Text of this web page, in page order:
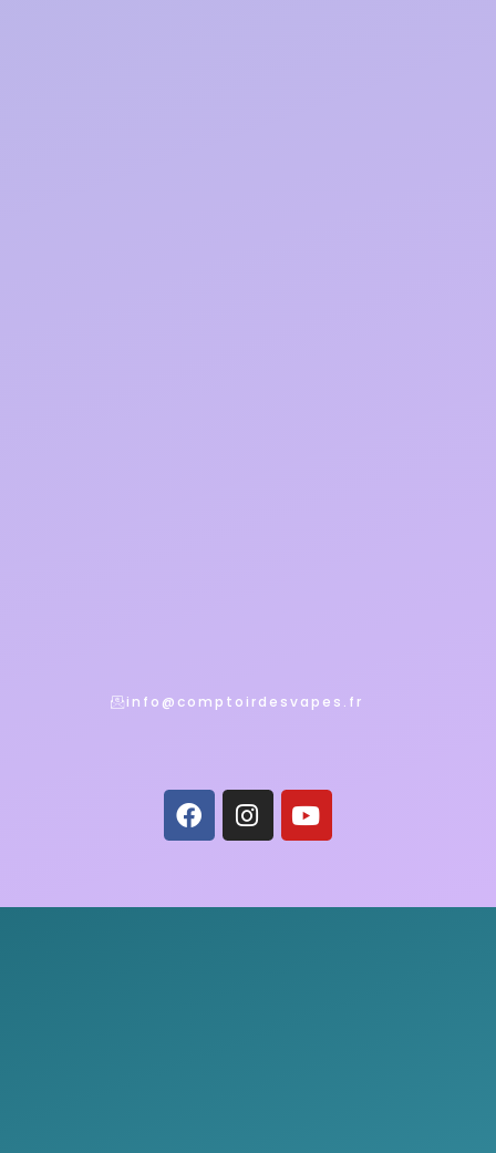
info@comptoirdesvapes.fr